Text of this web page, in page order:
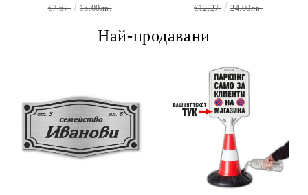
€7.67 15.00лв. €12.27 24.00лв.
Най-продавани